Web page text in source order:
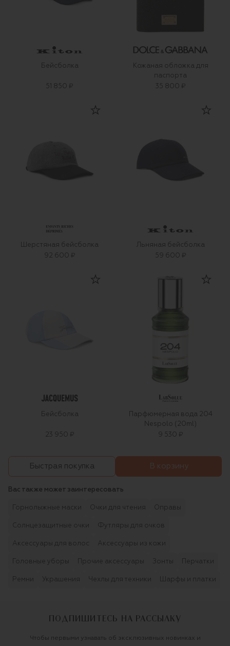
Бейсболка
51 850 ₽
Кожаная обложка для
паспорта
35 800 ₽
Шерстяная бейсболка
92 600 ₽
Льняная бейсболка
59 600 ₽
Бейсболка
23 950 ₽
Парфюмерная вода 204
Nespolo (20ml)
9 530 ₽
Быстрая покупка В корзину
Вас также может заинтересовать
Горнолыжные маски Очки для чтения Оправы
Солнцезащитные очки Футляры для очков
Аксессуары для волос Аксессуары из кожи
Головные уборы Прочие аксессуары Зонты Перчатки
Ремни Украшения Чехлы для техники Шарфы и платки
ПОДПИШИТЕСЬ НА РАССЫЛКУ
Чтобы первыми узнавать об эксклюзивных новинках и